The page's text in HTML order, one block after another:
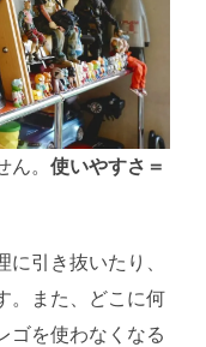
。 使いやすさ＝
引き抜いたり、
。また、どこに何
ゴを使わなくなる